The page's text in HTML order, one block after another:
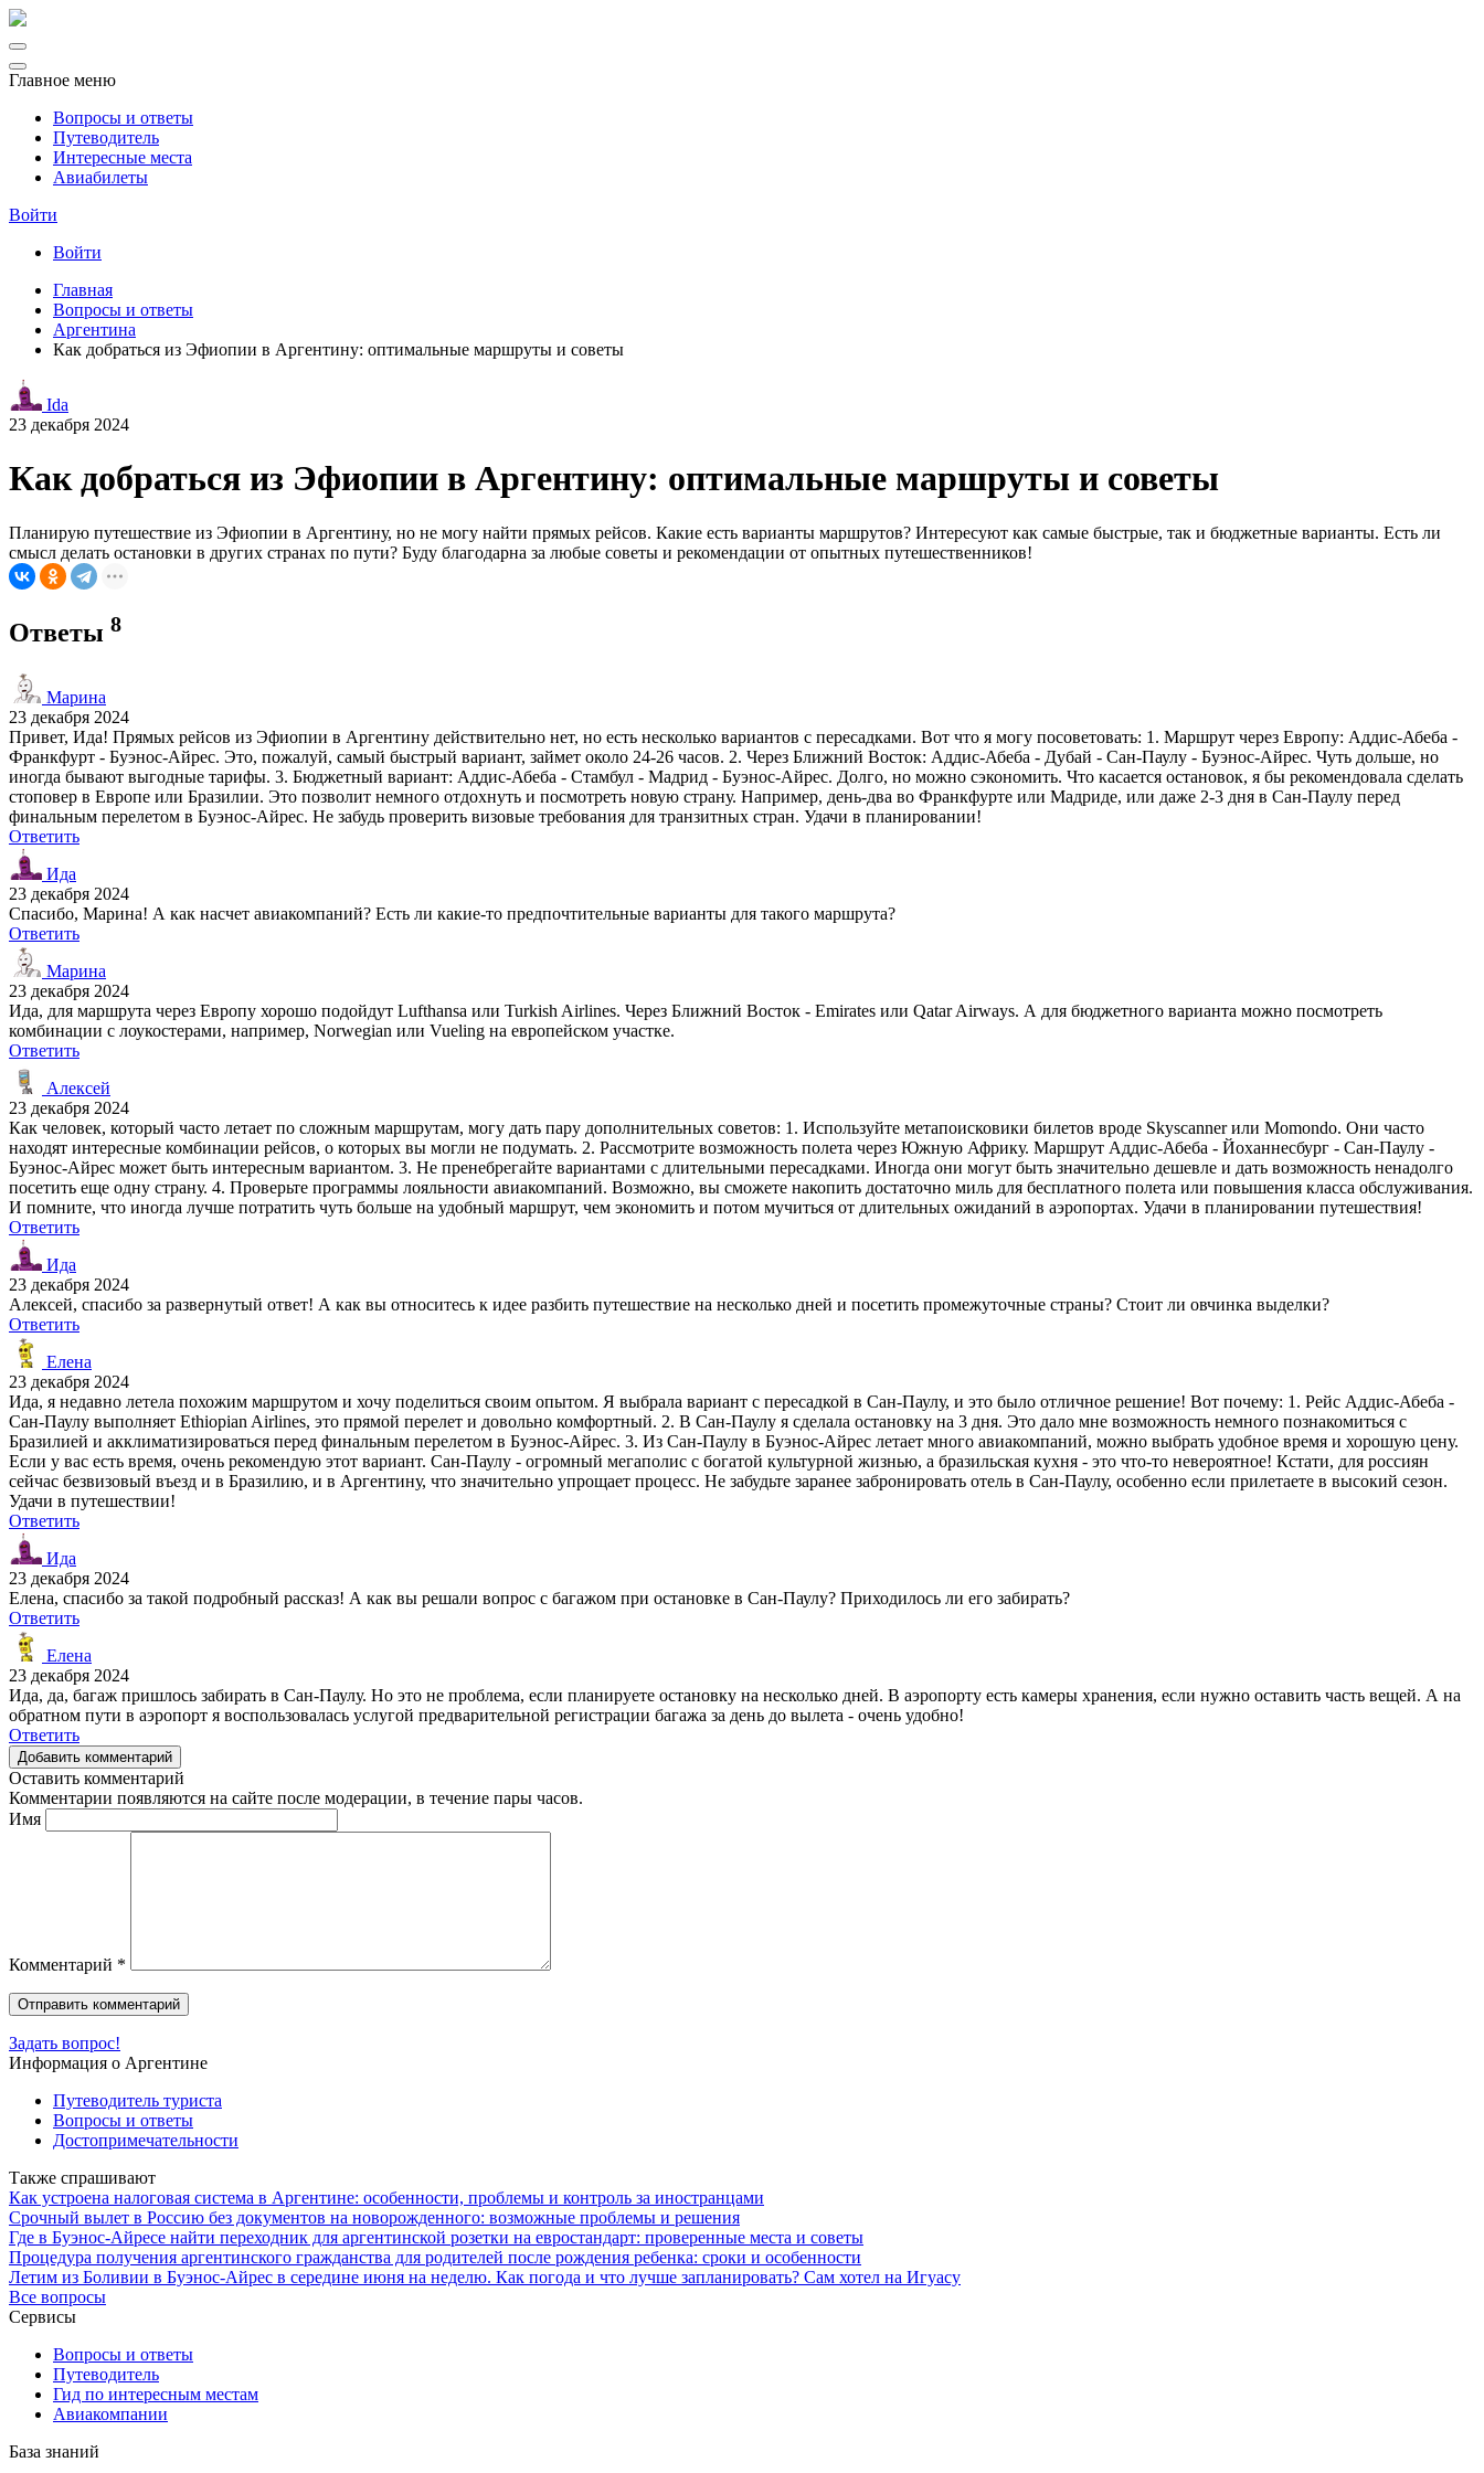
Главное меню
Вопросы и ответы
Путеводитель
Интересные места
Авиабилеты
Войти
Войти
Главная
Вопросы и ответы
Аргентина
Как добраться из Эфиопии в Аргентину: оптимальные маршруты и советы
Ida
23 декабря 2024
Как добраться из Эфиопии в Аргентину: оптимальные маршруты и советы
Планирую путешествие из Эфиопии в Аргентину, но не могу найти прямых рейсов. Какие есть варианты маршрутов? Интересуют как самые быстрые, так и бюджетные варианты. Есть ли
смысл делать остановки в других странах по пути? Буду благодарна за любые советы и рекомендации от опытных путешественников!
Ответы 8
Марина
23 декабря 2024
Привет, Ида! Прямых рейсов из Эфиопии в Аргентину действительно нет, но есть несколько вариантов с пересадками. Вот что я могу посоветовать: 1. Маршрут через Европу: Аддис-Абеба -
Франкфурт - Буэнос-Айрес. Это, пожалуй, самый быстрый вариант, займет около 24-26 часов. 2. Через Ближний Восток: Аддис-Абеба - Дубай - Сан-Паулу - Буэнос-Айрес. Чуть дольше, но
иногда бывают выгодные тарифы. 3. Бюджетный вариант: Аддис-Абеба - Стамбул - Мадрид - Буэнос-Айрес. Долго, но можно сэкономить. Что касается остановок, я бы рекомендовала сделать
стоповер в Европе или Бразилии. Это позволит немного отдохнуть и посмотреть новую страну. Например, день-два во Франкфурте или Мадриде, или даже 2-3 дня в Сан-Паулу перед
финальным перелетом в Буэнос-Айрес. Не забудь проверить визовые требования для транзитных стран. Удачи в планировании!
Ответить
Ида
23 декабря 2024
Спасибо, Марина! А как насчет авиакомпаний? Есть ли какие-то предпочтительные варианты для такого маршрута?
Ответить
Марина
23 декабря 2024
Ида, для маршрута через Европу хорошо подойдут Lufthansa или Turkish Airlines. Через Ближний Восток - Emirates или Qatar Airways. А для бюджетного варианта можно посмотреть
комбинации с лоукостерами, например, Norwegian или Vueling на европейском участке.
Ответить
Алексей
23 декабря 2024
Как человек, который часто летает по сложным маршрутам, могу дать пару дополнительных советов: 1. Используйте метапоисковики билетов вроде Skyscanner или Momondo. Они часто
находят интересные комбинации рейсов, о которых вы могли не подумать. 2. Рассмотрите возможность полета через Южную Африку. Маршрут Аддис-Абеба - Йоханнесбург - Сан-Паулу -
Буэнос-Айрес может быть интересным вариантом. 3. Не пренебрегайте вариантами с длительными пересадками. Иногда они могут быть значительно дешевле и дать возможность ненадолго
посетить еще одну страну. 4. Проверьте программы лояльности авиакомпаний. Возможно, вы сможете накопить достаточно миль для бесплатного полета или повышения класса обслуживания.
И помните, что иногда лучше потратить чуть больше на удобный маршрут, чем экономить и потом мучиться от длительных ожиданий в аэропортах. Удачи в планировании путешествия!
Ответить
Ида
23 декабря 2024
Алексей, спасибо за развернутый ответ! А как вы относитесь к идее разбить путешествие на несколько дней и посетить промежуточные страны? Стоит ли овчинка выделки?
Ответить
Елена
23 декабря 2024
Ида, я недавно летела похожим маршрутом и хочу поделиться своим опытом. Я выбрала вариант с пересадкой в Сан-Паулу, и это было отличное решение! Вот почему: 1. Рейс Аддис-Абеба -
Сан-Паулу выполняет Ethiopian Airlines, это прямой перелет и довольно комфортный. 2. В Сан-Паулу я сделала остановку на 3 дня. Это дало мне возможность немного познакомиться с
Бразилией и акклиматизироваться перед финальным перелетом в Буэнос-Айрес. 3. Из Сан-Паулу в Буэнос-Айрес летает много авиакомпаний, можно выбрать удобное время и хорошую цену.
Если у вас есть время, очень рекомендую этот вариант. Сан-Паулу - огромный мегаполис с богатой культурной жизнью, а бразильская кухня - это что-то невероятное! Кстати, для россиян
сейчас безвизовый въезд и в Бразилию, и в Аргентину, что значительно упрощает процесс. Не забудьте заранее забронировать отель в Сан-Паулу, особенно если прилетаете в высокий сезон.
Удачи в путешествии!
Ответить
Ида
23 декабря 2024
Елена, спасибо за такой подробный рассказ! А как вы решали вопрос с багажом при остановке в Сан-Паулу? Приходилось ли его забирать?
Ответить
Елена
23 декабря 2024
Ида, да, багаж пришлось забирать в Сан-Паулу. Но это не проблема, если планируете остановку на несколько дней. В аэропорту есть камеры хранения, если нужно оставить часть вещей. А на
обратном пути в аэропорт я воспользовалась услугой предварительной регистрации багажа за день до вылета - очень удобно!
Ответить
Добавить комментарий
Оставить комментарий
Комментарии появляются на сайте после модерации, в течение пары часов.
Имя
Комментарий *
Задать вопрос!
Информация о Аргентине
Путеводитель туриста
Вопросы и ответы
Достопримечательности
Также спрашивают
Как устроена налоговая система в Аргентине: особенности, проблемы и контроль за иностранцами
Срочный вылет в Россию без документов на новорожденного: возможные проблемы и решения
Где в Буэнос-Айресе найти переходник для аргентинской розетки на евростандарт: проверенные места и советы
Процедура получения аргентинского гражданства для родителей после рождения ребенка: сроки и особенности
Летим из Боливии в Буэнос-Айрес в середине июня на неделю. Как погода и что лучше запланировать? Сам хотел на Игуасу
Все вопросы
Сервисы
Вопросы и ответы
Путеводитель
Гид по интересным местам
Авиакомпании
База знаний